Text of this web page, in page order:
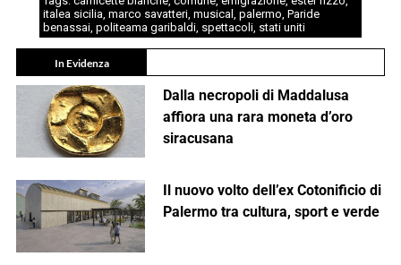
italea sicilia, marco savatteri, musical , palermo, Paride
benassai, politeama garibaldi, spettacoli, stati uniti
In Evidenza
Dalla necropoli di Maddalusa
affiora una rara moneta d’oro
siracusana
Il nuovo volto dell’ex Cotonificio di
Palermo tra cultura, sport e verde